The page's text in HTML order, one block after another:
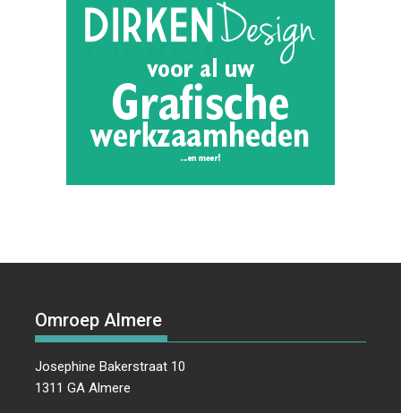
Omroep Almere
Josephine Bakerstraat 10
1311 GA Almere